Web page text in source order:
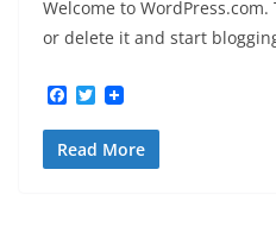
Welcome to
or delete it and start
c
e
b
T
i
t
t
Read More